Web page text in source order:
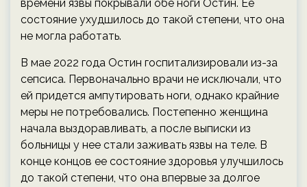
времени язвы покрывали обе ноги Остин. Ее
состояние ухудшилось до такой степени, что она
не могла работать.
В мае 2022 года Остин госпитализировали из-за
сепсиса. Первоначально врачи не исключали, что
ей придется ампутировать ноги, однако крайние
меры не потребовались. Постепенно женщина
начала выздоравливать, а после выписки из
больницы у нее стали заживать язвы на теле. В
конце концов ее состояние здоровья улучшилось
до такой степени, что она впервые за долгое